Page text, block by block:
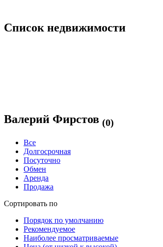
Список недвижимости
Валерий Фирстов (0)
Все
Долгосрочная
Посуточно
Обмен
Аренда
Продажа
Сортировать по
Порядок по умолчанию
Рекомендуемое
Наиболее просматриваемые